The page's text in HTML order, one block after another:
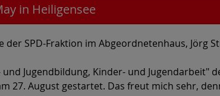
in Heiligensee
SPD-Fraktion im Abgeordnetenhaus, Jörg
und Jugendbildung, Kinder- und
27. August gestartet. Das freut mich sehr,